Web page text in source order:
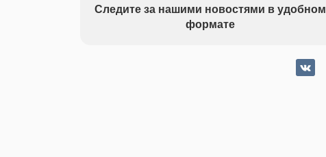
Следите за нашими новостями в удобном
формате